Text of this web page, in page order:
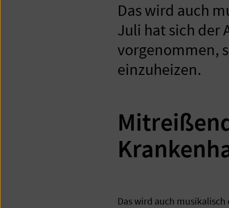
Das wird auch
Juli hat sich der
vorgenommen,
einzuheizen.
Das wird auch